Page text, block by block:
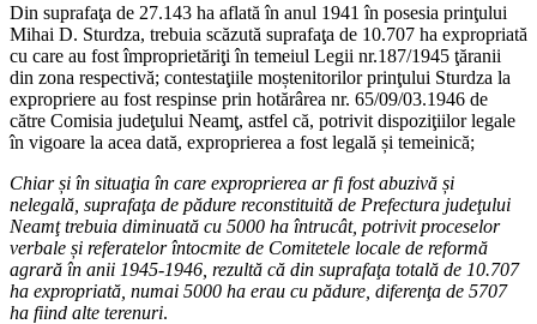
Din suprafaţa de 27.143 ha aflată în anul 1941 în posesia prinţului
Mihai D. Sturdza, trebuia scăzută suprafaţa de 10.707 ha expropriată
cu care au fost împroprietăriţi în temeiul Legii nr.187/1945 ţăranii
din zona respectivă; contestaţiile moștenitorilor prinţului Sturdza la
expropriere au fost respinse prin hotărârea nr. 65/09/03.1946 de
către Comisia judeţului Neamţ, astfel că, potrivit dispoziţiilor legale
în vigoare la acea dată, exproprierea a fost legală și temeinică;
Chiarși în situaţia în care exproprierea ar fi fost abuzivă și
nelegală, suprafaţa de pădure reconstituită de Prefectura judeţului
Neamţtrebuia diminuată cu 5000 ha întrucât, potrivit proceselor
verbale și referatelor întocmite de Comitetele locale de reformă
agrară în anii 1945-1946, rezultă că din suprafaţa totală de 10.707
ha expropriată, numai 5000 ha erau cu pădure, diferenţa de 5707
ha fiind alte terenuri.